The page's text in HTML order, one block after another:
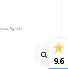
btw
9.6